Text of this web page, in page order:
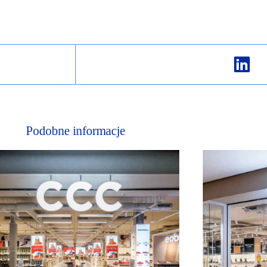
Podobne informacje